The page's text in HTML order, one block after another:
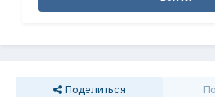
Поделиться